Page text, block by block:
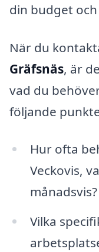
din budget
När du
Gräfsnäs, är
vad du
följande
Hur ofta
Veckovis,
månadsvis?
Vilka